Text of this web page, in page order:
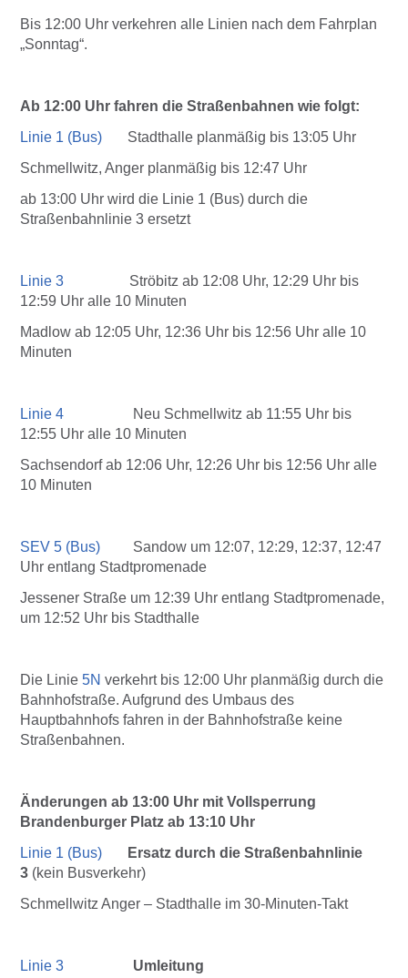
Bis 12:00 Uhr verkehren alle Linien nach dem Fahrplan
„Sonntag“.
Ab 12:00 Uhr fahren die Straßenbahnen wie folgt:
Linie 1 (Bus) Stadthalle planmäßig bis 13:05 Uhr
Schmellwitz, Anger planmäßig bis 12:47 Uhr
ab 13:00 Uhr wird die Linie 1 (Bus) durch die
Straßenbahnlinie 3 ersetzt
Linie 3 Ströbitz ab 12:08 Uhr, 12:29 Uhr bis
12:59 Uhr alle 10 Minuten
Madlow ab 12:05 Uhr, 12:36 Uhr bis 12:56 Uhr alle 10
Minuten
Linie 4 Neu Schmellwitz ab 11:55 Uhr bis
12:55 Uhr alle 10 Minuten
Sachsendorf ab 12:06 Uhr, 12:26 Uhr bis 12:56 Uhr alle
10 Minuten
SEV 5 (Bus) Sandow um 12:07, 12:29, 12:37, 12:47
Uhr entlang Stadtpromenade
Jessener Straße um 12:39 Uhr entlang Stadtpromenade,
um 12:52 Uhr bis Stadthalle
Die Linie 5N verkehrt bis 12:00 Uhr planmäßig durch die
Bahnhofstraße. Aufgrund des Umbaus des
Hauptbahnhofs fahren in der Bahnhofstraße keine
Straßenbahnen.
Änderungen ab 13:00 Uhr mit Vollsperrung
Brandenburger Platz ab 13:10 Uhr
Linie 1 (Bus)
Ersatz durch die Straßenbahnlinie
3 (kein Busverkehr)
Schmellwitz Anger – Stadthalle im 30-Minuten-Takt
Linie 3
Umleitung